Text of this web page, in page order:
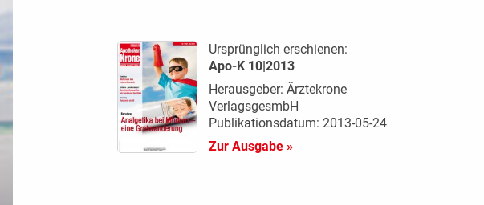
Ursprünglich erschienen:
Apo-K 10|2013
Herausgeber: Ärztekrone
VerlagsgesmbH
Publikationsdatum: 2013-05-24
Zur Ausgabe »